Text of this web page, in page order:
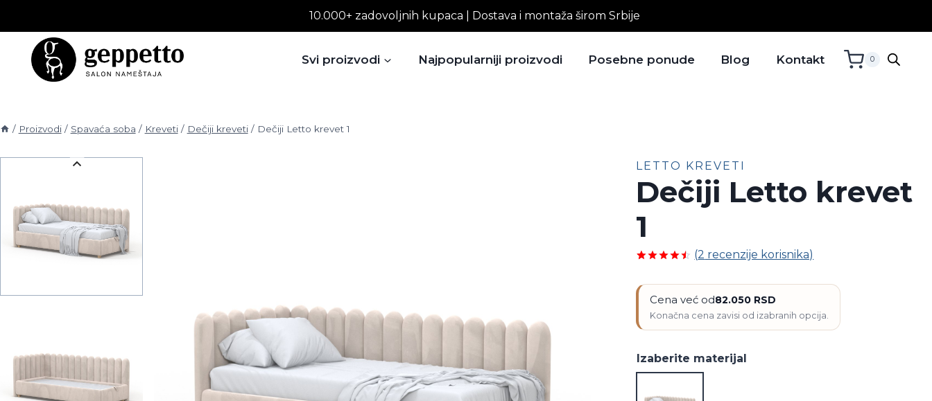
content
10.000+ zadovoljnih kupaca | Dostava i montaža širom Srbije
Svi proizvodi Najpopularniji proizvodi Posebne ponude Blog Kontakt 0
/ Proizvodi / Spavaća soba / Kreveti / Dečiji kreveti / Dečiji Letto krevet 1
LETTO KREVETI
Dečiji Letto krevet
1
4.50od 5
na osnovu
ocene
kupca
(2 recenzije korisnika)
Cena već od82.050 RSD
Izaberite materijal